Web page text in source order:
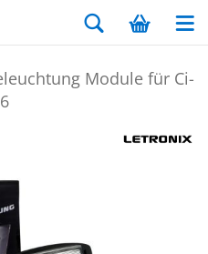
Mo­du­le für Ci­